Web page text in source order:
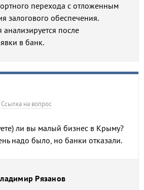
перехода с отложенным
залогового обеспечения.
после
в банк.
Ссылка на вопрос
ли вы малый бизнес в Крыму?
надо было, но банки отказали.
Рязанов